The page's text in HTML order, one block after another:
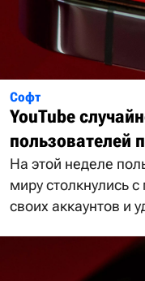
Софт
YouTube
пользователей
На этой неделе
миру столкнулись
своих аккаунтов и